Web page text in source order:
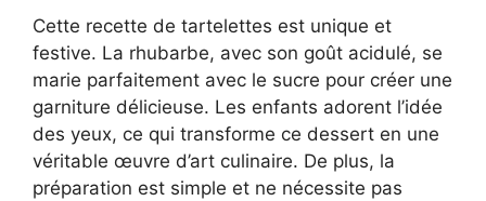
Cette recette de tartelettes est unique et
festive. La rhubarbe, avec son goût acidulé, se
marie parfaitement avec le sucre pour créer une
garniture délicieuse. Les enfants adorent l’idée
des yeux, ce qui transforme ce dessert en une
véritable œuvre d’art culinaire. De plus, la
préparation est simple et ne nécessite pas